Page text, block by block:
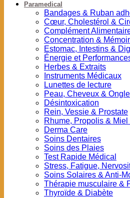
Paramedical
Bandages & Ruban
Cœur, Cholestérol &
Complément
Concentration &
Estomac, Intestins &
Énergie et
Herbes & Extraits
Instruments Médicaux
Lunettes de lecture
Peau, Cheveux &
Désintoxication
Rein, Vessie & Prostate
Rhume, Propolis & Miel
Derma Care
Soins Dentaires
Soins des Plaies
Test Rapide Médical
Stress, Fatigue,
Soins Solaires & Anti-
Thérapie musculaire &
Thyroïde & Diabète